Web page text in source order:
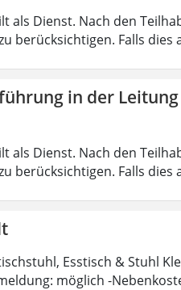
als Dienst. Nach den
berücksichtigen. Falls dies
in der
als Dienst. Nach den
berücksichtigen. Falls dies
Esstisch & Stuhl
möglich -